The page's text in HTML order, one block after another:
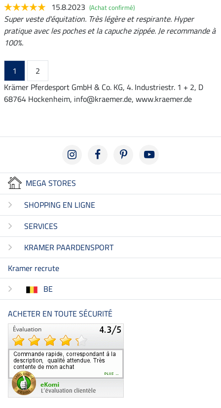
15.8.2023 (Achat confirmé)
Super veste d'équitation. Très légère et respirante. Hyper
pratique avec les poches et la capuche zippée. Je recommande à
100%.
1
2
Krämer Pferdesport GmbH & Co. KG, 4. Industriestr. 1 + 2, D
68764 Hockenheim, info@kraemer.de, www.kraemer.de
MEGA STORES
SHOPPING EN LIGNE
SERVICES
KRAMER PAARDENSPORT
Kramer recrute
BE
ACHETER EN TOUTE SÉCURITÉ